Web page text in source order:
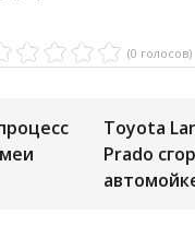
(0 голосов)
Toyota
Prado